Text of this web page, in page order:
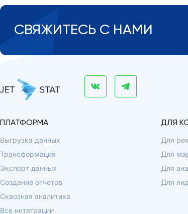
СВЯЖИТЕСЬ С НАМИ
ПЛАТФОРМА
Выгрузка данных
Трансформация
Экспорт данных
Создание отчетов
Сквозная аналитика
Все интеграции
ДЛЯ
Для
Для
Для
Для